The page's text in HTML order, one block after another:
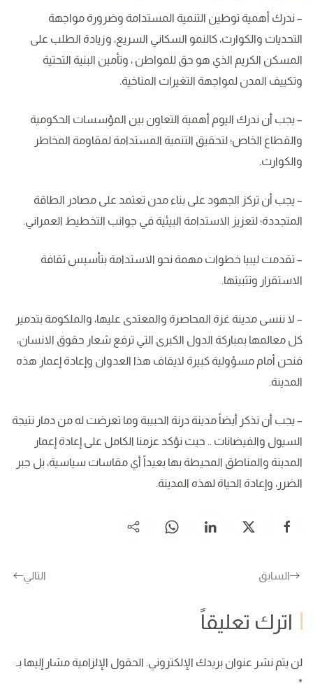
– ندرك أهمية توطين التنمية المستدامة وضرورة مواجهة
التحديات والكوارث، كالنمو السكاني السريع، وزيادة الطلب على
المسكن الكريم الذي هو حق للمواطن ، وتأمين البنية التحتية
وتكييف المدن لمواجهة التغيرات المناخية.
– يجب أن ندرك اليوم أهمية التعاون بين المؤسسات الحكومية
والقطاع الخاص؛ لتحقيق التنمية المستدامة لمقاومة المخاطر
والكوارث.
–يجب أن تركز الجهود على بناء مدن تعتمد على مصادر الطاقة
المتجددة؛ لتعزيز الاستدامة البيئية في جوانب التخطيط العمراني.
– تقدمت ليبيا خطوات مهمة نحو الاستدامة بتأسيس ثقافة
الاستقرار وتثبيتها.
– لا ننسى مدينة غزة المحاصرة والمعتدى عليها، والملكومة بتدمير
كل معالمها بمباركة الدول الكبرى التي ترفع شعار حقوق الانسان،
فنحن أمام مسؤولية كبيرة لايقاف هذا العدوان وإعادة إعمار هذه
المدينة.
– يجب أن نذكر أيضاً مدينة درنة الحبيبة وما تعرضت له من دمار نتيجة
السيول والفيضانات .. حيث نؤكد عزمنا الكامل على إعادة إعمار
المدينة والمناطق المحيطة بها بعيداً أي مقاسات سياسية، بل جبر
الضرر، وإعادة الحياة لهذه المدينة.
السابق التالي
اترك تعليقاً
لن يتم نشر عنوان بريدك الإلكتروني. الحقول الإلزامية مشار إليها بـ
*